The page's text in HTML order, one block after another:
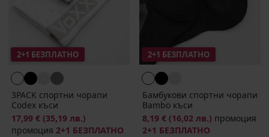
2+1 БЕЗПЛАТНО
3PACK спортни чорапи
Codex къси
17,99 € (35,19 лв.)
промоция 2+1 БЕЗПЛАТНО
2+1 БЕЗПЛАТНО
Бамбукови спортни чорапи
Bambo къси
8,19 € (16,02 лв.) промоция
2+1 БЕЗПЛАТНО